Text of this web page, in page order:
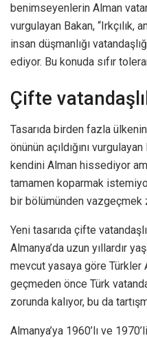
benimseyenlerin Alman
vurgulayan Bakan,
insan düşmanlığı
ediyor. Bu konuda sıfır
Çifte
Tasarıda birden fazla
önünün açıldığını
kendini Alman hissediyor
tamamen koparmak
bir bölümünden vazgeçmek
Yeni tasarıda çifte
Almanya’da uzun yıllardır
mevcut yasaya göre Türkler
geçmeden önce Türk
zorunda kalıyor, bu da
Almanya’ya 1960’lı ve